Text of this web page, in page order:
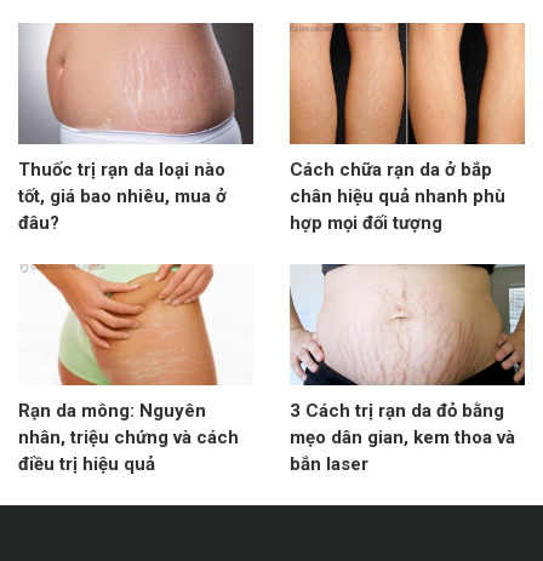
Thuốc trị rạn da loại nào
tốt, giá bao nhiêu, mua ở
đâu?
Cách chữa rạn da ở bắp
chân hiệu quả nhanh phù
hợp mọi đối tượng
Rạn da mông: Nguyên
nhân, triệu chứng và cách
điều trị hiệu quả
3 Cách trị rạn da đỏ bằng
mẹo dân gian, kem thoa và
bắn laser